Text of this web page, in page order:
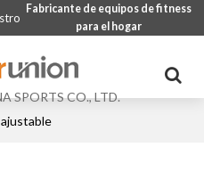
Fabricante de equipos de fitness
para el hogar
SPORTS CO., LTD.